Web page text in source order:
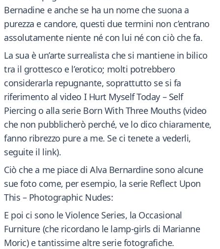
Bernadine e anche se ha un nome che suona a
purezza e candore, questi due termini non c’entrano
assolutamente niente né con lui né con ciò che fa.
La sua è un’arte surrealista che si mantiene in bilico
tra il grottesco e l’erotico; molti potrebbero
considerarla repugnante, soprattutto se si fa
riferimento al video I Hurt Myself Today – Self
Piercing o alla serie Born With Three Mouths (video
che non pubblicherò perché, ve lo dico chiaramente,
fanno ribrezzo pure a me. Se ci tenete a vederli,
seguite il link).
Ciò che a me piace di Alva Bernardine sono alcune
sue foto come, per esempio, la serie Reflect Upon
This – Photographic Nudes:
E poi ci sono le Violence Series, la Occasional
Furniture (che ricordano le lamp-girls di Marianne
Moric) e tantissime altre serie fotografiche.